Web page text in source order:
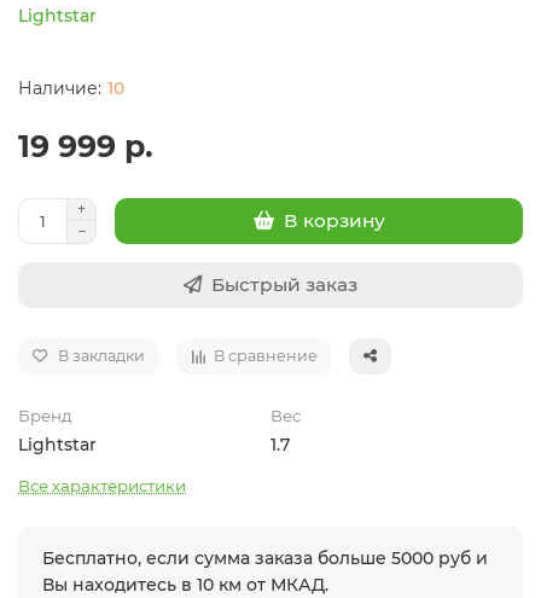
Lightstar
10
19 999 р.
В корзину
Быстрый заказ
В закладки В сравнение
Бренд
Lightstar
Вес
1.7
Все характеристики
Бесплатно, если сумма заказа больше 5000 руб и
Вы находитесь в 10 км от МКАД.